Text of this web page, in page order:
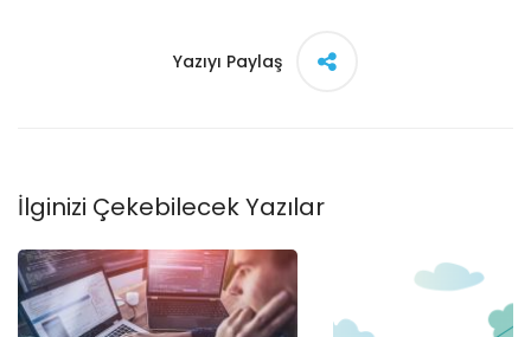
Yazıyı Paylaş
İlginizi Çekebilecek Yazılar